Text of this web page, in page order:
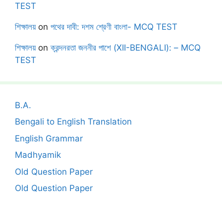
TEST
শিক্ষালয়on পথের দাবী: দশম শ্রেণী বাংলা- MCQ TEST
শিক্ষালয়onক্রন্দনরতা জননীর পাশে (XII-BENGALI): – MCQ
TEST
B.A.
Bengali to English Translation
English Grammar
Madhyamik
Old Question Paper
Old Question Paper